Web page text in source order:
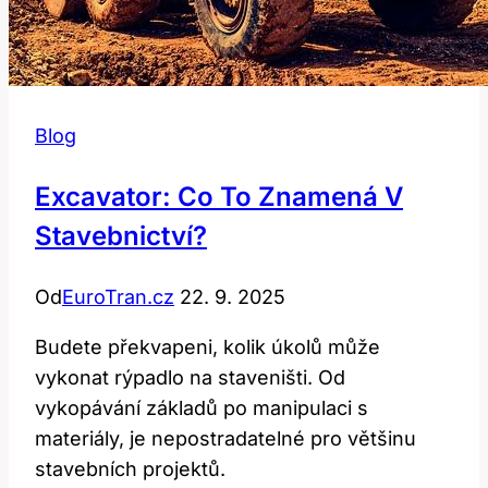
Blog
Excavator: Co To Znamená V
Stavebnictví?
OdEuroTran.cz 22. 9. 2025
Budete překvapeni, kolik úkolů může
vykonat rýpadlo na staveništi. Od
vykopávání základů po manipulaci s
materiály, je nepostradatelné pro většinu
stavebních projektů.